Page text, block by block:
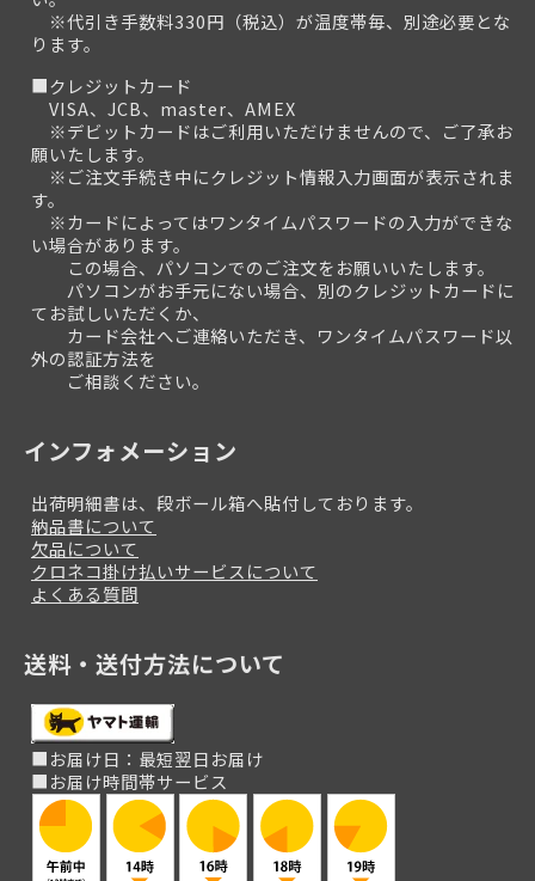
※代引き手数料330円（税込）が温度帯毎、別途必要とな
ります。
■クレジットカード
VISA、JCB、master、AMEX
※デビットカードはご利用いただけませんので、ご了承お
願いたします。
※ご注文手続き中にクレジット情報入力画面が表示されま
す。
※カードによってはワンタイムパスワードの入力ができな
い場合があります。
この場合、パソコンでのご注文をお願いいたします。
パソコンがお手元にない場合、別のクレジットカードに
てお試しいただくか、
カード会社へご連絡いただき、ワンタイムパスワード以
外の認証方法を
ご相談ください。
インフォメーション
出荷明細書は、段ボール箱へ貼付しております。
納品書について
欠品について
クロネコ掛け払いサービスについて
よくある質問
送料・送付方法について
■お届け日：最短翌日お届け
■お届け時間帯サービス